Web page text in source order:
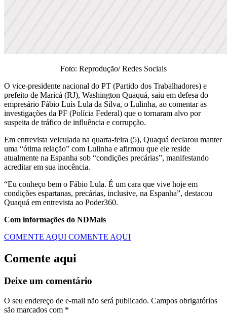
Foto: Reprodução/ Redes Sociais
O vice-presidente nacional do PT (Partido dos Trabalhadores) e
prefeito de Maricá (RJ), Washington Quaquá, saiu em defesa do
empresário Fábio Luís Lula da Silva, o Lulinha, ao comentar as
investigações da PF (Polícia Federal) que o tornaram alvo por
suspeita de tráfico de influência e corrupção.
Em entrevista veiculada na quarta-feira (5), Quaquá declarou manter
uma “ótima relação” com Lulinha e afirmou que ele reside
atualmente na Espanha sob “condições precárias”, manifestando
acreditar em sua inocência.
“Eu conheço bem o Fábio Lula. É um cara que vive hoje em
condições espartanas, precárias, inclusive, na Espanha”, destacou
Quaquá em entrevista ao Poder360.
Com informações do NDMais
COMENTE AQUI COMENTE AQUI
Comente aqui
Deixe um comentário
O seu endereço de e-mail não será publicado. Campos obrigatórios
são marcados com *